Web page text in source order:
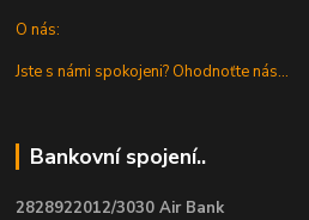
O nás:
Jste s námi spokojeni? Ohodnoťte nás...
Bankovní spojení..
2828922012/3030 Air Bank